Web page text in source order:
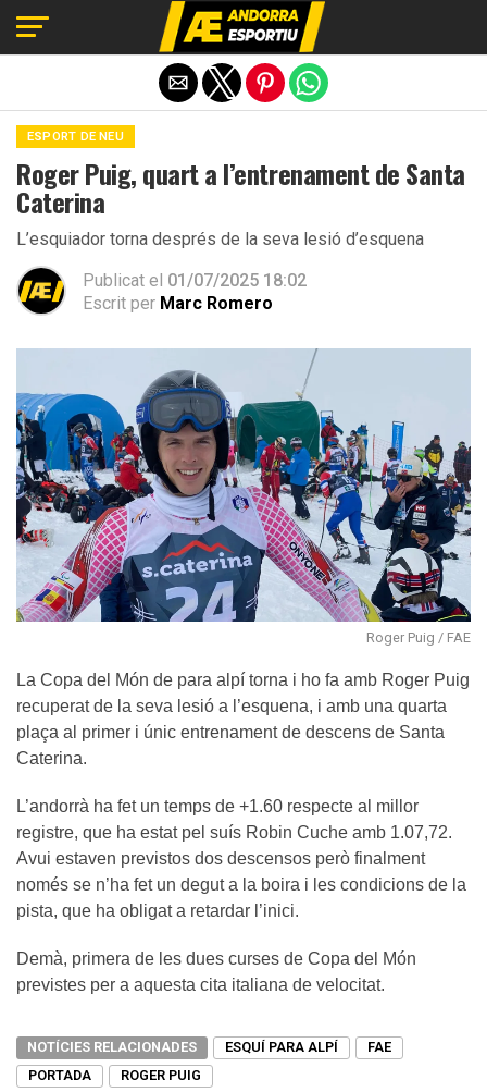
ESPORT DE NEU
Roger Puig, quart a l’entrenament de Santa
Caterina
L’esquiador torna després de la seva lesió d’esquena
Publicat el 01/07/2025 18:02
Escrit per Marc Romero
Roger Puig / FAE
La Copa del Món de para alpí torna i ho fa amb Roger Puig
recuperat de la seva lesió a l’esquena, i amb una quarta
plaça al primer i únic entrenament de descens de Santa
Caterina.
L’andorrà ha fet un temps de +1.60 respecte al millor
registre, que ha estat pel suís Robin Cuche amb 1.07,72.
Avui estaven previstos dos descensos però finalment
només se n’ha fet un degut a la boira i les condicions de la
pista, que ha obligat a retardar l’inici.
Demà, primera de les dues curses de Copa del Món
previstes per a aquesta cita italiana de velocitat.
NOTÍCIES RELACIONADES ESQUÍ PARA ALPÍ
FAE
PORTADA
ROGER PUIG
Exit mobile version